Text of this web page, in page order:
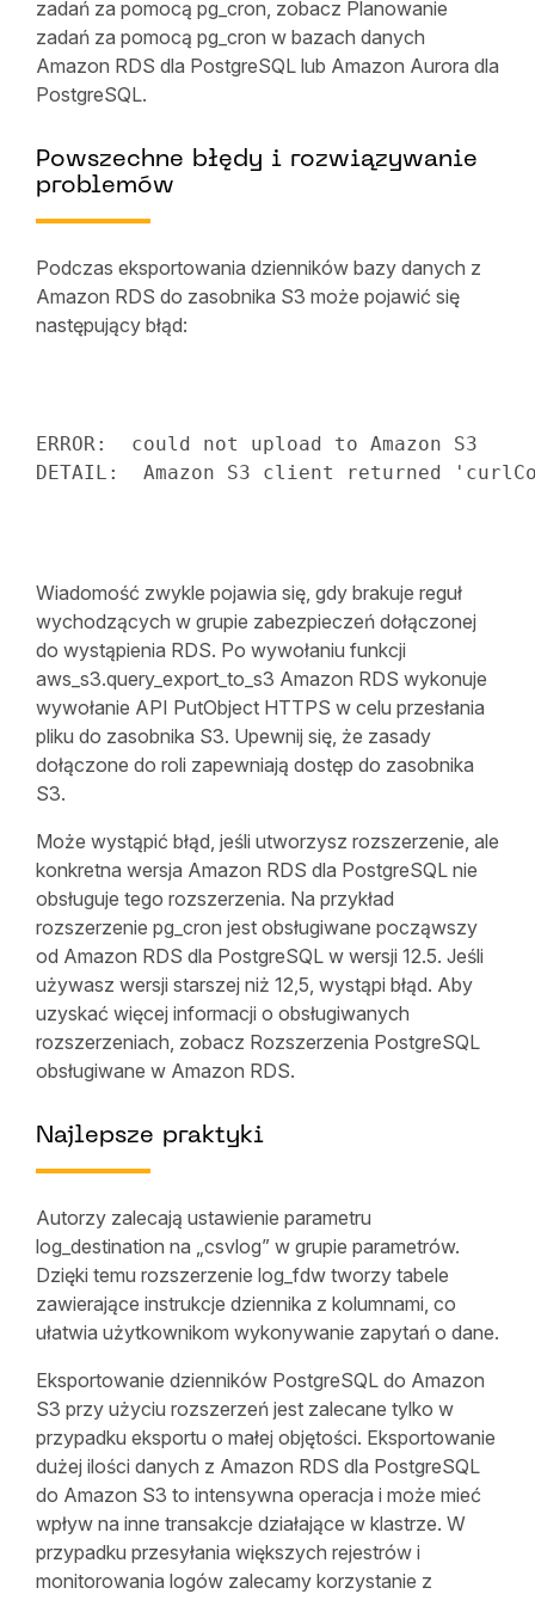
zadań za pomocą pg_cron, zobacz Planowanie
zadań za pomocą pg_cron w bazach danych
Amazon RDS dla PostgreSQL lub Amazon Aurora dla
PostgreSQL.
Powszechne błędy i rozwiązywanie
problemów
Podczas eksportowania dzienników bazy danych z
Amazon RDS do zasobnika S3 może pojawić się
następujący błąd:
ERROR:  could not upload to Amazon S3
DETAIL:  Amazon S3 client returned
Wiadomość zwykle pojawia się, gdy brakuje reguł
wychodzących w grupie zabezpieczeń dołączonej
do wystąpienia RDS. Po wywołaniu funkcji
aws_s3.query_export_to_s3 Amazon RDS wykonuje
wywołanie API PutObject HTTPS w celu przesłania
pliku do zasobnika S3. Upewnij się, że zasady
dołączone do roli zapewniają dostęp do zasobnika
S3.
Może wystąpić błąd, jeśli utworzysz rozszerzenie, ale
konkretna wersja Amazon RDS dla PostgreSQL nie
obsługuje tego rozszerzenia. Na przykład
rozszerzenie pg_cron jest obsługiwane począwszy
od Amazon RDS dla PostgreSQL w wersji 12.5. Jeśli
używasz wersji starszej niż 12,5, wystąpi błąd. Aby
uzyskać więcej informacji o obsługiwanych
rozszerzeniach, zobacz Rozszerzenia PostgreSQL
obsługiwane w Amazon RDS.
Najlepsze praktyki
Autorzy zalecają ustawienie parametru
log_destination na „csvlog” w grupie parametrów.
Dzięki temu rozszerzenie log_fdw tworzy tabele
zawierające instrukcje dziennika z kolumnami, co
ułatwia użytkownikom wykonywanie zapytań o dane.
Eksportowanie dzienników PostgreSQL do Amazon
S3 przy użyciu rozszerzeń jest zalecane tylko w
przypadku eksportu o małej objętości. Eksportowanie
dużej ilości danych z Amazon RDS dla PostgreSQL
do Amazon S3 to intensywna operacja i może mieć
wpływ na inne transakcje działające w klastrze. W
przypadku przesyłania większych rejestrów i
monitorowania logów zalecamy korzystanie z